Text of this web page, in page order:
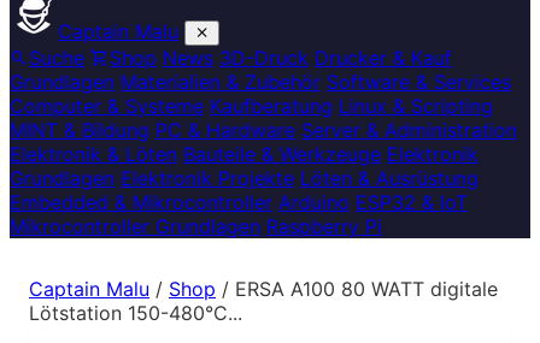
Captain Malu
Suche
Shop News 3D-Druck Drucker & Kauf
Grundlagen Materialien & Zubehör Software & Services
Computer & Systeme Kaufberatung Linux & Scripting
MINT & Bildung PC & Hardware Server & Administration
Elektronik & Löten Bauteile & Werkzeuge Elektronik
Grundlagen Elektronik Projekte Löten & Ausrüstung
Embedded & Mikrocontroller Arduino ESP32 & IoT
Mikrocontroller Grundlagen Raspberry Pi
Captain Malu / Shop / ERSA A100 80 WATT digitale
Lötstation 150-480°C...